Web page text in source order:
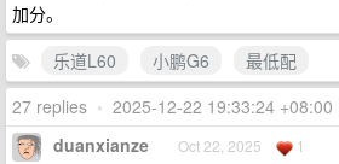
加分。
乐道L60
小鹏G6
最低配
27 replies • 2025-12-22 19:33:24 +08:00
duanxianze Oct 22, 2025 1